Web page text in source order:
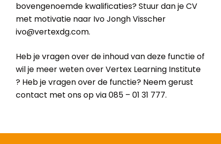
bovengenoemde kwalificaties? Stuur dan je CV
met motivatie naar Ivo Jongh Visscher
ivo@vertexdg.com.
Heb je vragen over de inhoud van deze functie of
wil je meer weten over Vertex Learning Institute
? Heb je vragen over de functie? Neem gerust
contact met ons op via 085 – 01 31 777.